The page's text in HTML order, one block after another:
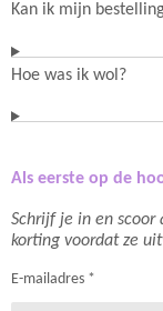
Kan ik mijn
Hoe was ik wol?
Als eerste op de
Schrijf je in en scoor
korting voordat ze
E-mailadres *